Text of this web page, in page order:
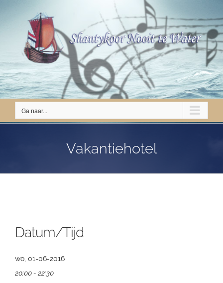
Ga naar...
Vakantiehotel
Datum/Tijd
wo, 01-06-2016
20:00 - 22:30